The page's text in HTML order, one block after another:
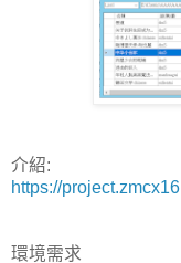
介紹:
https://
環境需求